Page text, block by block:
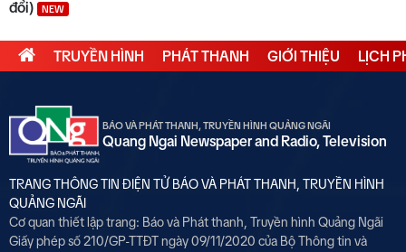
đổi)
NEW
TRUYỀN HÌNH PHÁT THANH GIỚI THIỆU LỊCH
BÁO VÀ PHÁT THANH, TRUYỀN HÌNH QUẢNG NGÃI
Quang Ngai Newspaper and Radio, Television
TRANG THÔNG TIN ĐIỆN TỬ BÁO VÀ PHÁT THANH, TRUYỀN HÌNH
QUẢNG NGÃI
Cơ quan thiết lập trang: Báo và Phát thanh, Truyền hình Quảng Ngãi
Giấy phép số 210/GP-TTĐT ngày 09/11/2020 của Bộ Thông tin và